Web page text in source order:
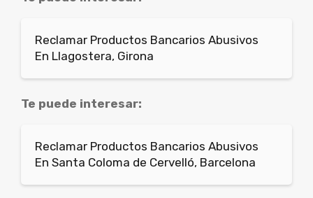
Reclamar Productos Bancarios Abusivos
En Llagostera, Girona
Te puede interesar:
Reclamar Productos Bancarios Abusivos
En Santa Coloma de Cervelló, Barcelona